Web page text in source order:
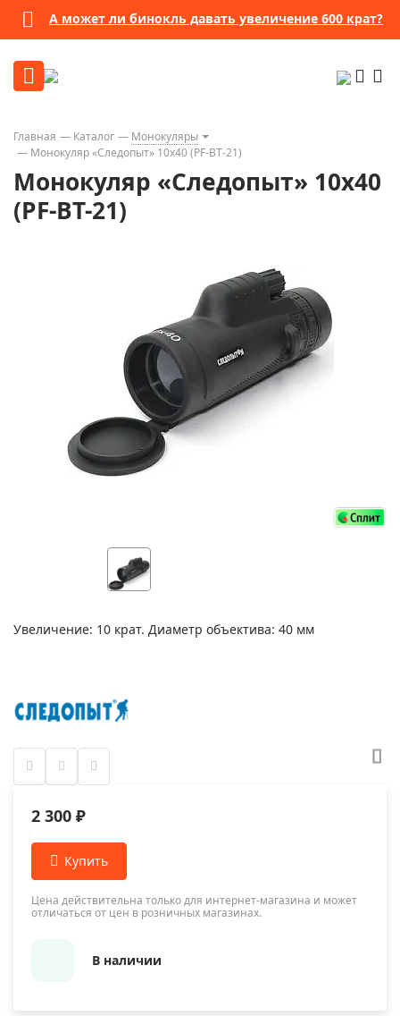
А может ли бинокль давать увеличение 600 крат?
Главная Каталог
Монокуляры
Монокуляр «Следопыт» 10x40 (PF-BT-21)
Монокуляр «Следопыт» 10x40
(PF-BT-21)
Увеличение: 10 крат. Диаметр объектива: 40 мм
2 300 ₽
Цена действительна только для интернет-магазина и может
отличаться от цен в розничных магазинах.
В наличии